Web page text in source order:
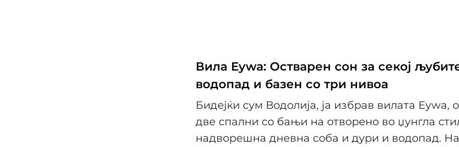
Вила Eywa: Остварен сон за секој
водопад и базен со три нивоа
Бидејќи сум Водолија, ја избрав вилата
две спални со бањи на отворено во џунгла
надворешна дневна соба и дури и водопад.